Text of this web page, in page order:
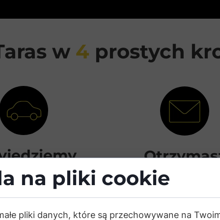
w 4 prostych
– za
darmowy pomiar
jasną i
wycenę
Przygotujemy
na pliki cookie
pliki danych, które są przechowywane na